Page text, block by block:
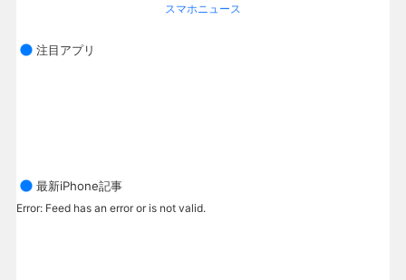
スマホニュース
注目アプリ
最新iPhone記事
Error: Feed has an error or is not valid.